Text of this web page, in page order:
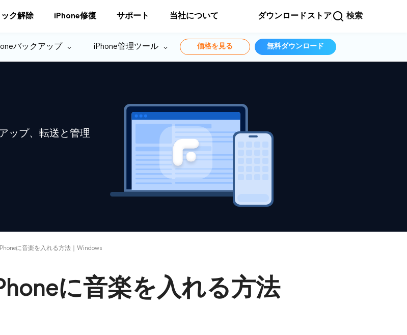
ク解除 iPhone修復 サポート 当社について ダウンロード ストア 検索
バックアップ iPhone管理ツール 価格を見る 無料ダウンロード
ップ、転送と管理
に音楽を入れる方法｜Windows
に音楽を入れる方法